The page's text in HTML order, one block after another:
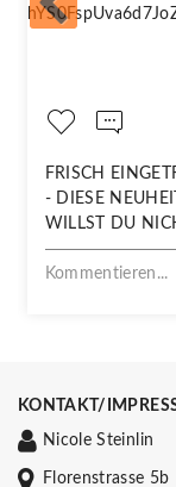
FRISCH
- DIESE
WILLST DU
VERPASSEN!
Kommentieren...
KONTAKT/
Nicole Steinlin
Florenstrasse 5b